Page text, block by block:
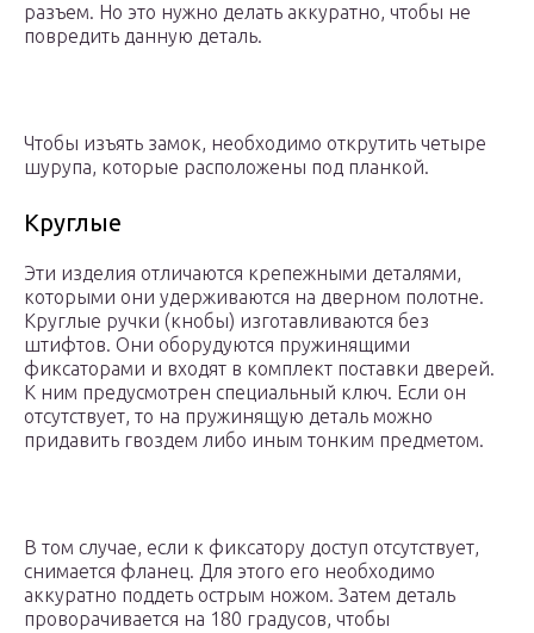
разъем. Но это нужно делать аккуратно, чтобы не
повредить данную деталь.
Чтобы изъять замок, необходимо открутить четыре
шурупа, которые расположены под планкой.
Круглые
Эти изделия отличаются крепежными деталями,
которыми они удерживаются на дверном полотне.
Круглые ручки (кнобы) изготавливаются без
штифтов. Они оборудуются пружинящими
фиксаторами и входят в комплект поставки дверей.
К ним предусмотрен специальный ключ. Если он
отсутствует, то на пружинящую деталь можно
придавить гвоздем либо иным тонким предметом.
В том случае, если к фиксатору доступ отсутствует,
снимается фланец. Для этого его необходимо
аккуратно поддеть острым ножом. Затем деталь
проворачивается на 180 градусов, чтобы